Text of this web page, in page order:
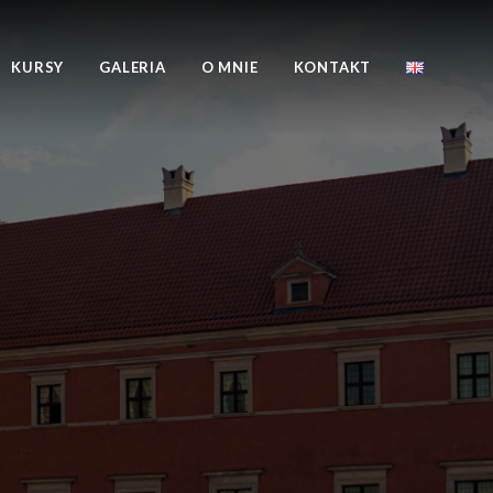
KURSY GALERIA O MNIE KONTAKT